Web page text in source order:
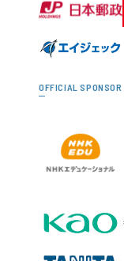
OFFICIAL SPONSOR